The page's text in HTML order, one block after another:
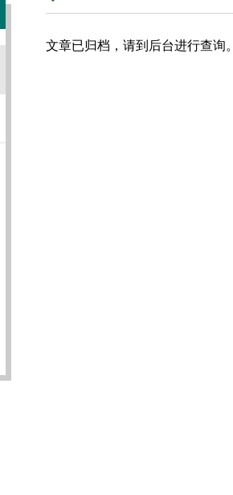
文章已归档，请到后台进行查询。